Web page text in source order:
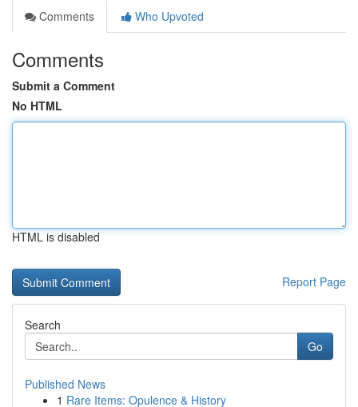
Comments
Who Upvoted
Comments
Submit a Comment
No HTML
HTML is disabled
Report Page
Search
Go
Published News
1 Rare Items: Opulence & History